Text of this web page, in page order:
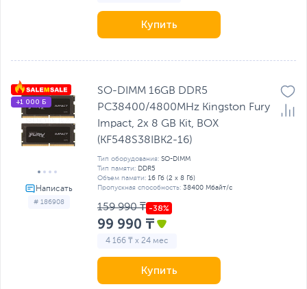
Купить
# 186908
+1 000 Б
SO-DIMM 16GB DDR5
PC38400/4800MHz Kingston Fury
Impact, 2x 8 GB Kit, BOX
(KF548S38IBK2-16)
Тип оборудования: SO-DIMM
Тип памяти: DDR5
Объем памяти: 16 Гб (2 х 8 Гб)
Пропускная способность: 38400 Мбайт/с
159 990 ₸
99 990 ₸
4 166 ₸ x 24 мес
Купить